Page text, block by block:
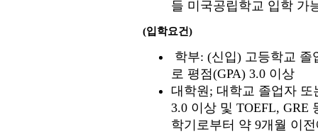
들 미국공립학교 입학 가
(입학요건)
학부: (신입) 고등학교 졸
로 평점(GPA) 3.0 이상
대학원 ; 대학교 졸업자 또
3.0 이상 및 TOEFL, GRE
학기로부터 약 9개월 이